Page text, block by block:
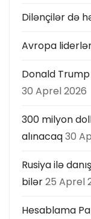
Dilənçilər də
Avropa
Donald Trump
30 Aprel 2026
300 milyon
alınacaq30
Rusiya ilə
bilər25 Aprel
Hesablama